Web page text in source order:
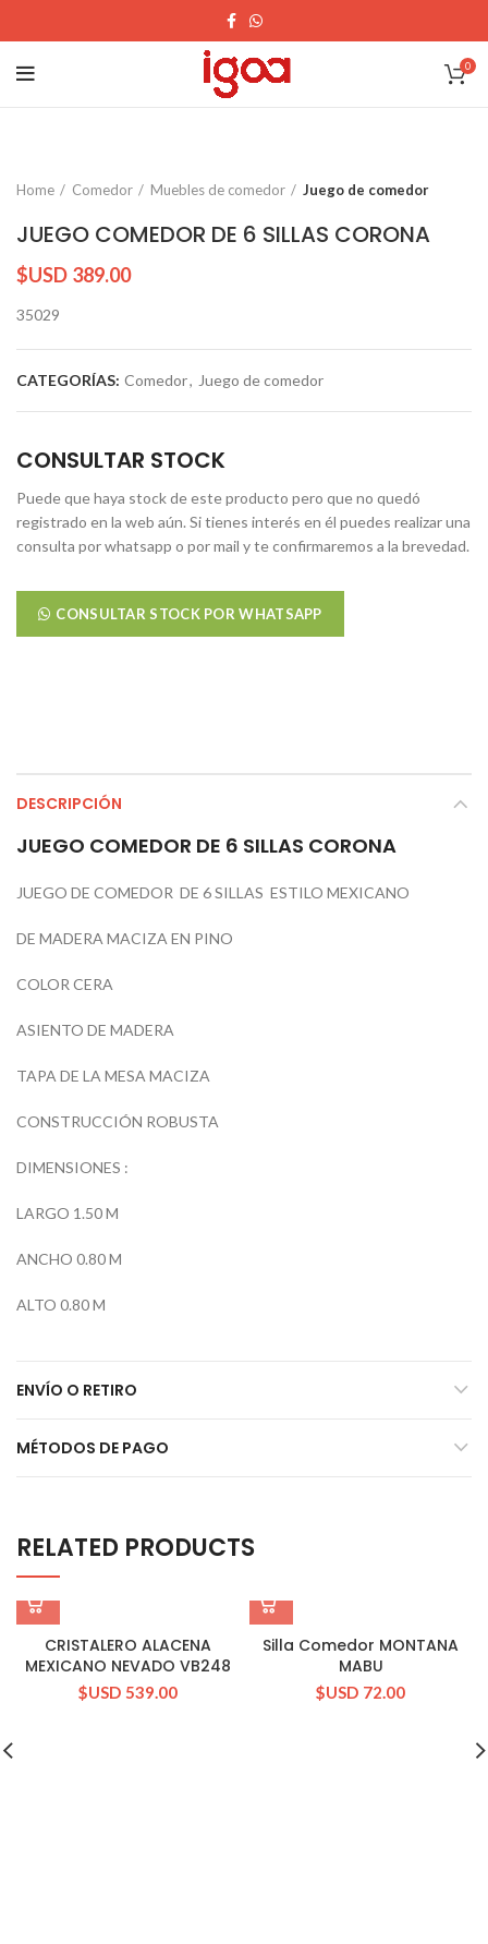
0
Home Comedor Muebles de comedor Juego de comedor
JUEGO COMEDOR DE 6 SILLAS CORONA
$USD 389.00
35029
CATEGORÍAS: Comedor, Juego de comedor
CONSULTAR STOCK
Puede que haya stock de este producto pero que no quedó
registrado en la web aún. Si tienes interés en él puedes realizar una
consulta por whatsapp o por mail y te confirmaremos a la brevedad.
CONSULTAR STOCK POR WHATSAPP
DESCRIPCIÓN
JUEGO COMEDOR DE 6 SILLAS CORONA
JUEGO DE COMEDOR DE 6 SILLAS ESTILO MEXICANO
DE MADERA MACIZA EN PINO
COLOR CERA
ASIENTO DE MADERA
TAPA DE LA MESA MACIZA
CONSTRUCCIÓN ROBUSTA
DIMENSIONES :
LARGO 1.50 M
ANCHO 0.80 M
ALTO 0.80 M
ENVÍO O RETIRO
MÉTODOS DE PAGO
RELATED PRODUCTS
CRISTALERO ALACENA
MEXICANO NEVADO VB248
$USD 539.00
Silla Comedor MONTANA
MABU
$USD 72.00